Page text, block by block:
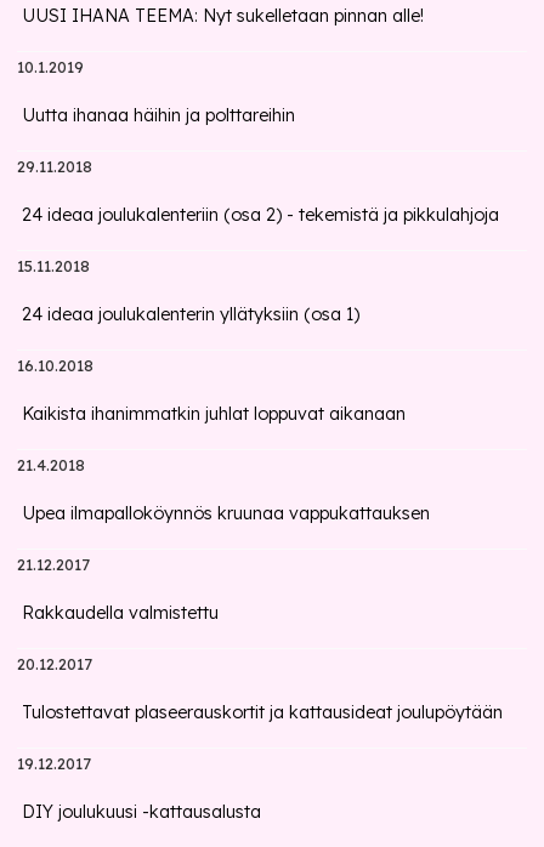
UUSI IHANA TEEMA: Nyt sukelletaan pinnan alle!
10.1.2019
Uutta ihanaa häihin ja polttareihin
29.11.2018
24 ideaa joulukalenteriin (osa 2) - tekemistä ja pikkulahjoja
15.11.2018
24 ideaa joulukalenterin yllätyksiin (osa 1)
16.10.2018
Kaikista ihanimmatkin juhlat loppuvat aikanaan
21.4.2018
Upea ilmapalloköynnös kruunaa vappukattauksen
21.12.2017
Rakkaudella valmistettu
20.12.2017
Tulostettavat plaseerauskortit ja kattausideat joulupöytään
19.12.2017
DIY joulukuusi -kattausalusta